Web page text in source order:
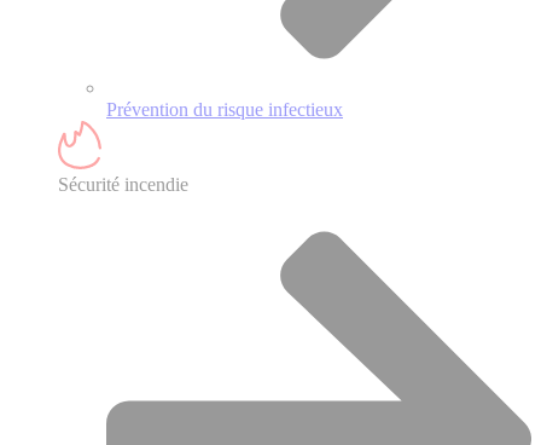
Prévention du risque infectieux
Sécurité incendie